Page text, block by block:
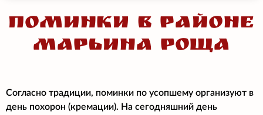
Поминки в районе
Марьина Роща
Согласно традиции, поминки по усопшему организуют в
день похорон (кремации). На сегодняшний день